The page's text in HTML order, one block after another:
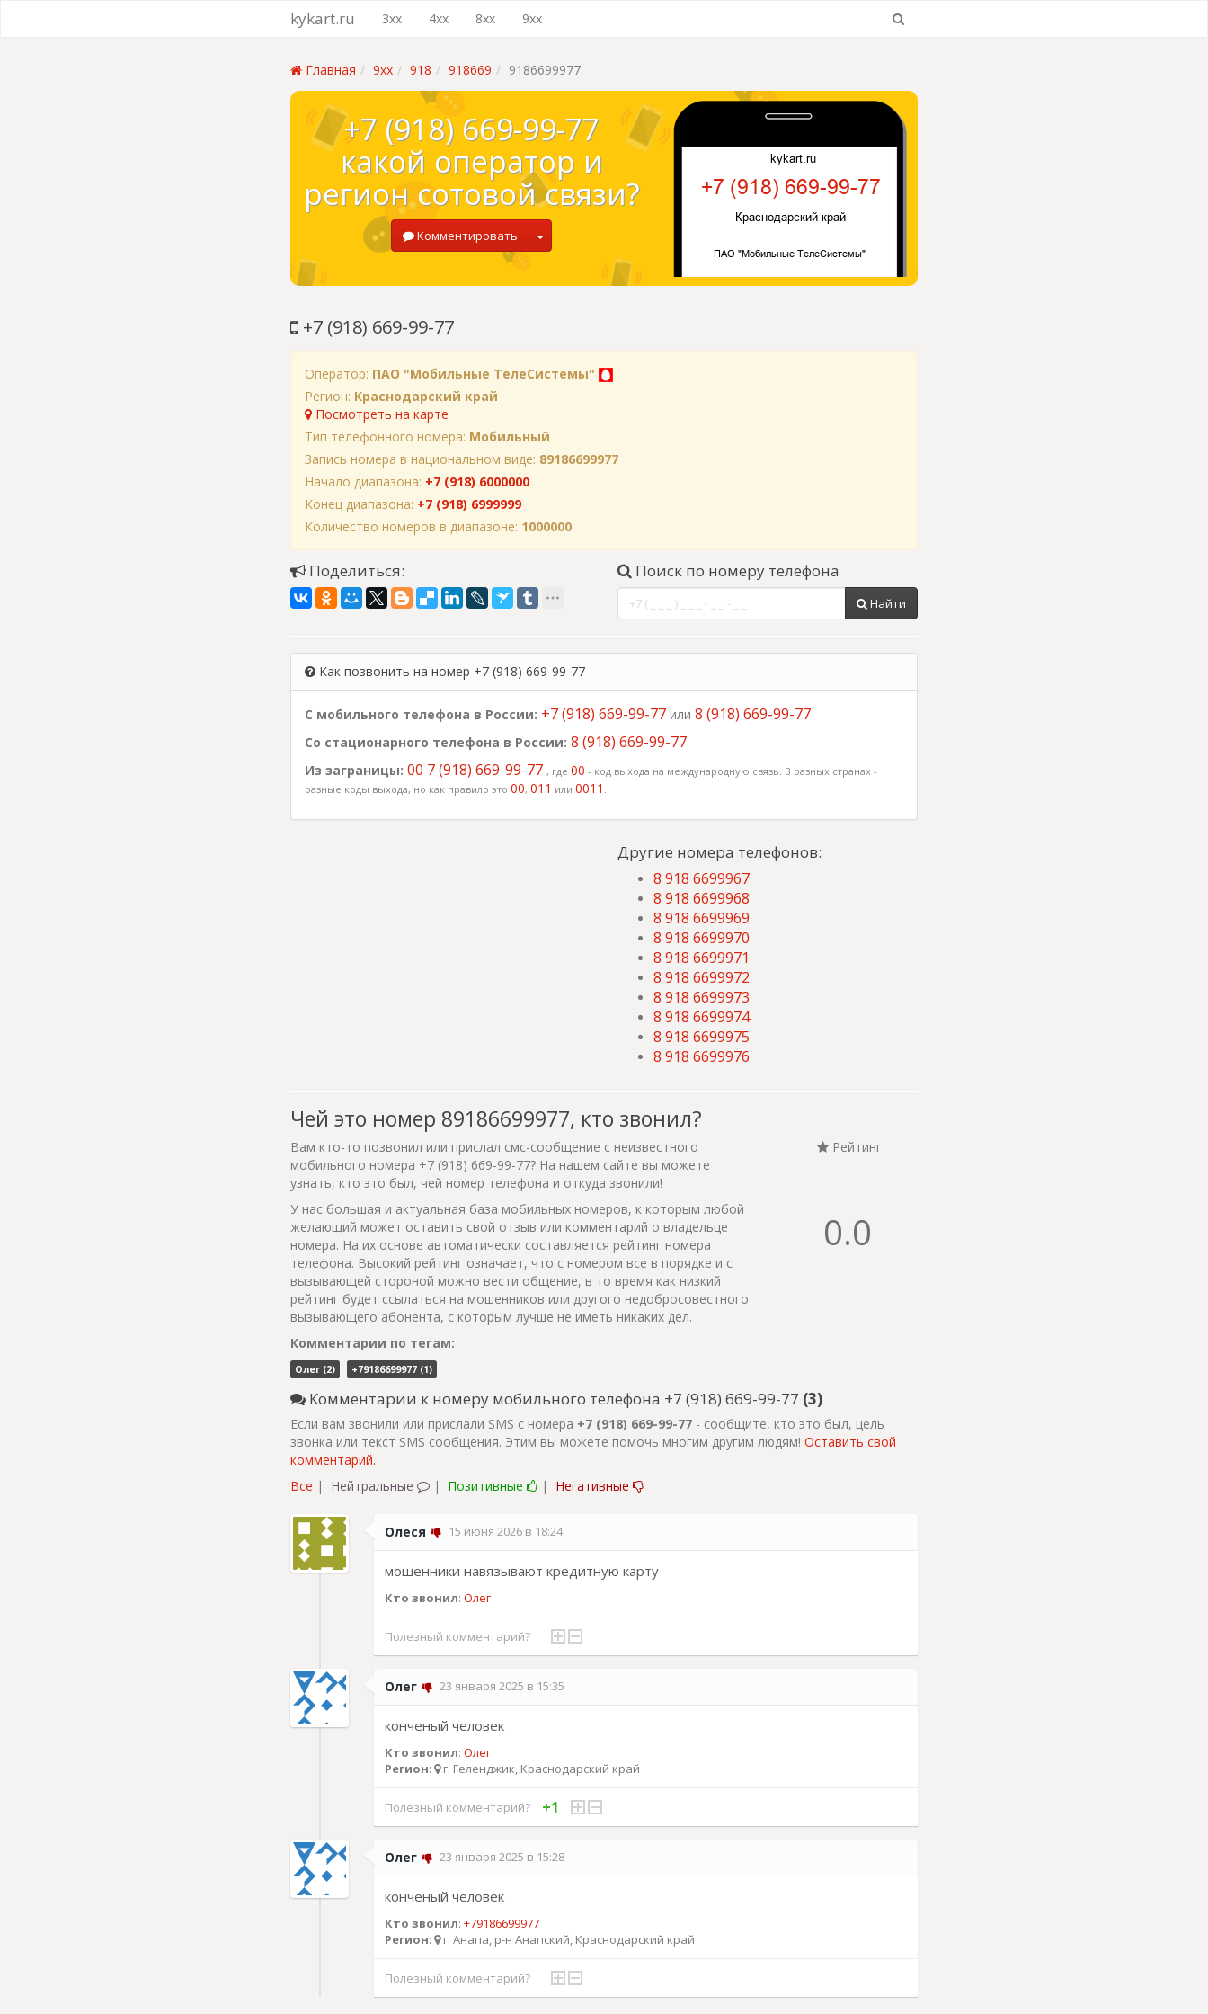
kykart.ru 3xx 4xx 8xx 9xx
Главная 9xx 918 918669 9186699977
+7 (918) 669-99-77
какой оператор и
регион сотовой связи?
Комментировать
+7 (918) 669-99-77
Оператор: ПАО "Мобильные ТелеСистемы"
Регион: Краснодарский край
Посмотреть на карте
Тип телефонного номера: Мобильный
Запись номера в национальном виде: 89186699977
Начало диапазона: +7 (918) 6000000
Конец диапазона: +7 (918) 6999999
Количество номеров в диапазоне: 1000000
Поделиться: Поиск по номеру телефона
Найти
Как позвонить на номер +7 (918) 669-99-77
С мобильного телефона в России: +7 (918) 669-99-77 или 8 (918) 669-99-77
Со стационарного телефона в России: 8 (918) 669-99-77
Из заграницы: 00 7 (918) 669-99-77 , где 00 - код выхода на международную связь. В разных странах -
разные коды выхода, но как правило это 00, 011 или 0011 .
Другие номера телефонов:
8 918 6699967
8 918 6699968
8 918 6699969
8 918 6699970
8 918 6699971
8 918 6699972
8 918 6699973
8 918 6699974
8 918 6699975
8 918 6699976
Чей это номер 89186699977, кто звонил?
Вам кто-то позвонил или прислал смс-сообщение с неизвестного
мобильного номера +7 (918) 669-99-77? На нашем сайте вы можете
узнать, кто это был, чей номер телефона и откуда звонили!
У нас большая и актуальная база мобильных номеров, к которым любой
желающий может оставить свой отзыв или комментарий о владельце
номера. На их основе автоматически составляется рейтинг номера
телефона. Высокий рейтинг означает, что с номером все в порядке и с
вызывающей стороной можно вести общение, в то время как низкий
рейтинг будет ссылаться на мошенников или другого недобросовестного
вызывающего абонента, с которым лучше не иметь никаких дел.
Комментарии по тегам:
Олег (2) +79186699977 (1)
Рейтинг
0.0
Комментарии к номеру мобильного телефона +7 (918) 669-99-77 (3)
Если вам звонили или прислали SMS с номера +7 (918) 669-99-77 - сообщите, кто это был, цель
звонка или текст SMS сообщения. Этим вы можете помочь многим другим людям! Оставить свой
комментарий.
Все | Нейтральные | Позитивные | Негативные
Олеся 15 июня 2026 в 18:24
мошенники навязывают кредитную карту
Кто звонил: Олег
Полезный комментарий?
Олег 23 января 2025 в 15:35
конченый человек
Кто звонил: Олег
Регион: г. Геленджик, Краснодарский край
Полезный комментарий? +1
Олег 23 января 2025 в 15:28
конченый человек
Кто звонил: +79186699977
Регион: г. Анапа, р-н Анапский, Краснодарский край
Полезный комментарий?